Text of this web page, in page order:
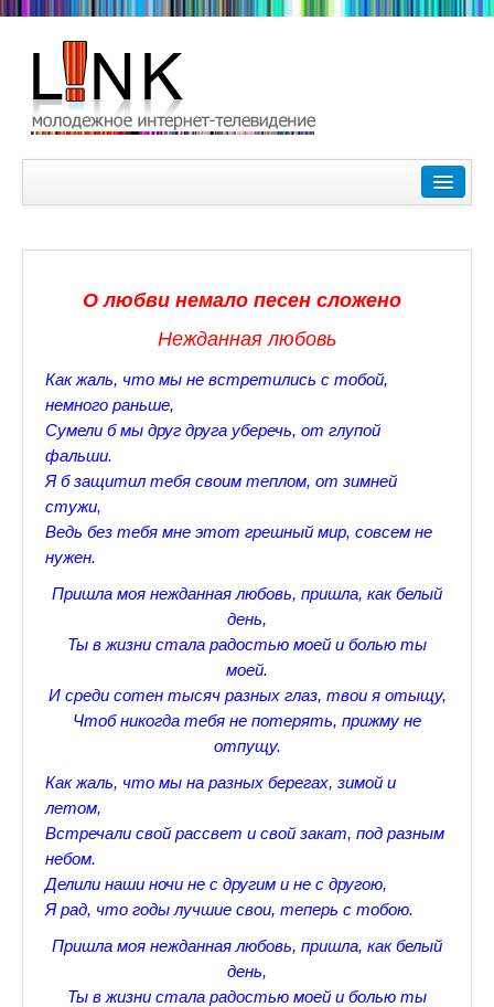
Зимние Олимпийские игры 2018. Заметки наших
Царское Село в Санкт-Петербурге
Прогулки по Царскому Селу. Зима.
Секции настольного тенниса в Пушкинском районе
Прогулки по Царскому Селу. Весна.
Прогулки по Царскому Селу. Осень
Стихи о Пушкине А.С.
Александр Пушкин Стихи
Стихотворения лицеистов
Все про Царское село
Лучшие стихи Русских Классиков
♪♫Музыкальное ассорти★
О любви немало песен сложено
Нежданная любовь
Как жаль, что мы не встретились с тобой,
немного раньше,
Сумели б мы друг друга уберечь, от глупой
фальши.
Я б защитил тебя своим теплом, от зимней
стужи,
Ведь без тебя мне этот грешный мир, совсем не
нужен.
Пришла моя нежданная любовь, пришла, как белый
день,
Ты в жизни стала радостью моей и болью ты
моей.
И среди сотен тысяч разных глаз, твои я отыщу,
Чтоб никогда тебя не потерять, прижму не
отпущу.
Как жаль, что мы на разных берегах, зимой и
летом,
Встречали свой рассвет и свой закат, под разным
небом.
Делили наши ночи не с другим и не с другою,
Я рад, что годы лучшие свои, теперь с тобою.
Пришла моя нежданная любовь, пришла, как белый
день,
Ты в жизни стала радостью моей и болью ты